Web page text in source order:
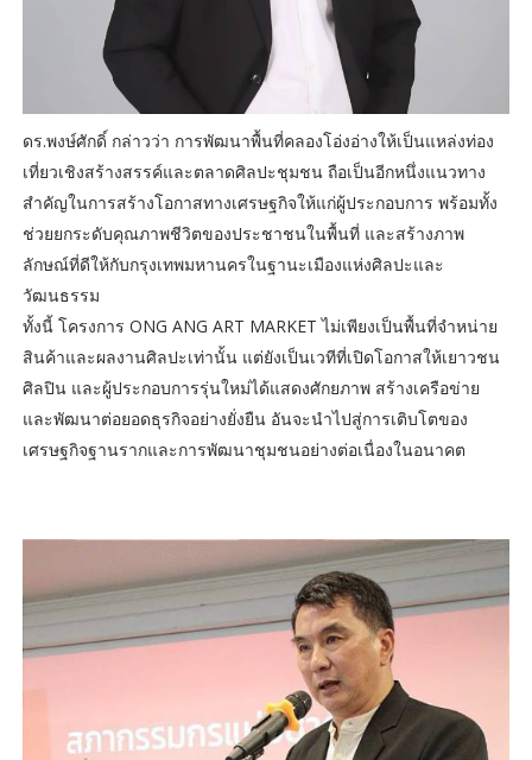
ดร.พงษ์ศักดิ์ กล่าวว่า การพัฒนาพื้นที่คลองโอ่งอ่างให้เป็นแหล่งท่อง
เที่ยวเชิงสร้างสรรค์และตลาดศิลปะชุมชน ถือเป็นอีกหนึ่งแนวทาง
สำคัญในการสร้างโอกาสทางเศรษฐกิจให้แก่ผู้ประกอบการ พร้อมทั้ง
ช่วยยกระดับคุณภาพชีวิตของประชาชนในพื้นที่ และสร้างภาพ
ลักษณ์ที่ดีให้กับกรุงเทพมหานครในฐานะเมืองแห่งศิลปะและ
วัฒนธรรม
ทั้งนี้ โครงการ ONG ANG ART MARKET ไม่เพียงเป็นพื้นที่จำหน่าย
สินค้าและผลงานศิลปะเท่านั้น แต่ยังเป็นเวทีที่เปิดโอกาสให้เยาวชน
ศิลปิน และผู้ประกอบการรุ่นใหม่ได้แสดงศักยภาพ สร้างเครือข่าย
และพัฒนาต่อยอดธุรกิจอย่างยั่งยืน อันจะนำไปสู่การเติบโตของ
เศรษฐกิจฐานรากและการพัฒนาชุมชนอย่างต่อเนื่องในอนาคต